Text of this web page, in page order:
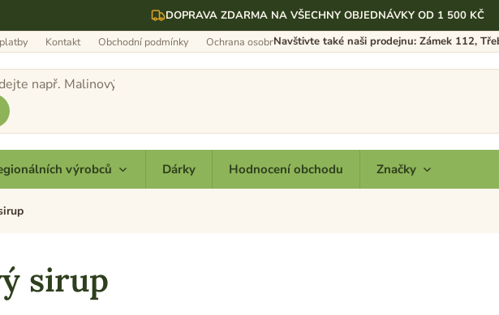
DOPRAVA ZDARMA NA VŠECHNY OBJEDNÁVKY OD 1 500 KČ
Navštivte také naši prodejnu: Zámek 112,
Kontakt Obchodní podmínky Ochrana osobních údajů
výrobců Dárky Hodnocení obchodu Značky
sirup